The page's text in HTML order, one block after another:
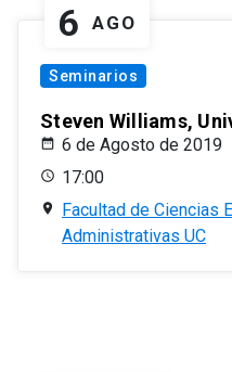
6 AGO
Seminarios
Steven Williams,
6 de Agosto de 2019
17:00
Facultad de Ciencias
Administrativas UC